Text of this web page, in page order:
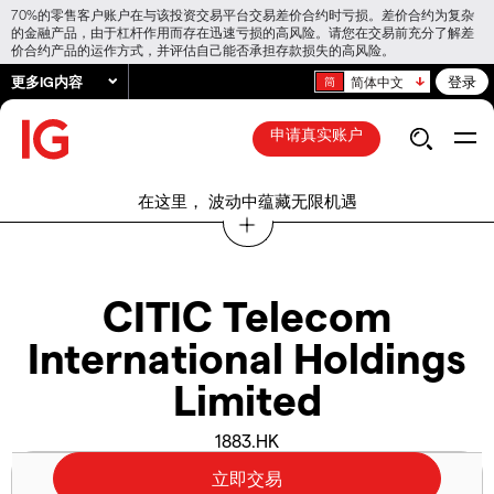
70%的零售客户账户在与该投资交易平台交易差价合约时亏损。差价合约为复杂
的金融产品，由于杠杆作用而存在迅速亏损的高风险。请您在交易前充分了解差
价合约产品的运作方式，并评估自己能否承担存款损失的高风险。
更多IG内容 简体中文 登录
申请真实账户
在这里， 波动中蕴藏无限机遇
CITIC Telecom
International Holdings
Limited
1883.HK